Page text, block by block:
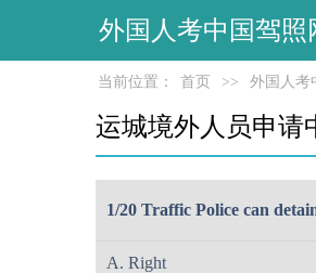
外国人考中国驾照
当前位置： 首页 >> 外国人考
运城境外人员申请
1/20 Traffic Police can
A. Right